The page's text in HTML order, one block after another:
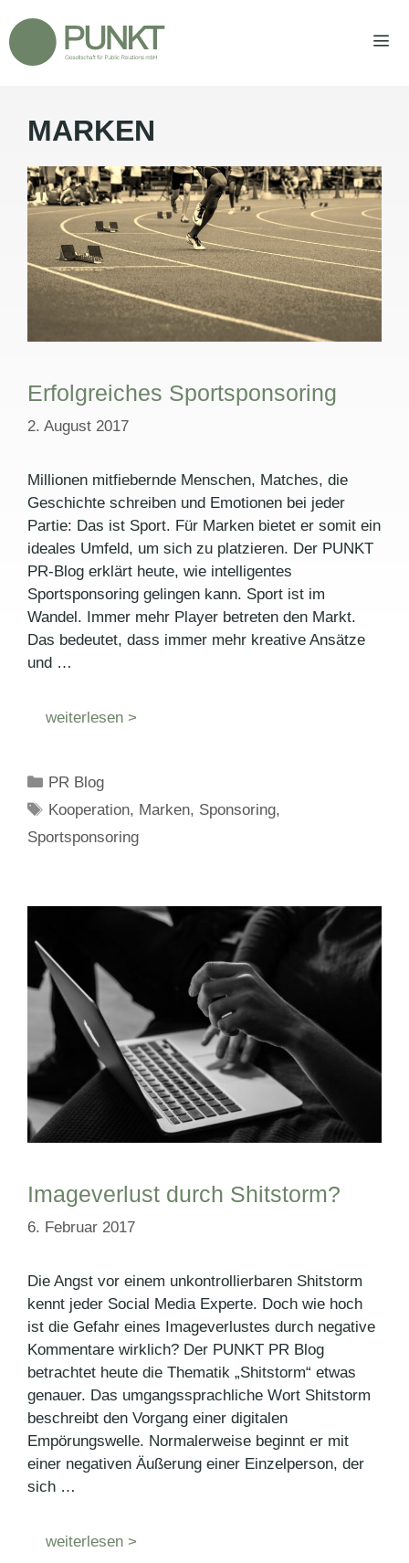
Inhalt
springen
MARKEN
Erfolgreiches Sportsponsoring
2. August 2017
Millionen mitfiebernde Menschen, Matches, die
Geschichte schreiben und Emotionen bei jeder
Partie: Das ist Sport. Für Marken bietet er somit ein
ideales Umfeld, um sich zu platzieren. Der PUNKT
PR-Blog erklärt heute, wie intelligentes
Sportsponsoring gelingen kann. Sport ist im
Wandel. Immer mehr Player betreten den Markt.
Das bedeutet, dass immer mehr kreative Ansätze
und …
weiterlesen >
Kategorien
PR Blog
Schlagwörter
Kooperation, Marken, Sponsoring,
Sportsponsoring
Imageverlust durch Shitstorm?
6. Februar 2017
Die Angst vor einem unkontrollierbaren Shitstorm
kennt jeder Social Media Experte. Doch wie hoch
ist die Gefahr eines Imageverlustes durch negative
Kommentare wirklich? Der PUNKT PR Blog
betrachtet heute die Thematik „Shitstorm“ etwas
genauer. Das umgangssprachliche Wort Shitstorm
beschreibt den Vorgang einer digitalen
Empörungswelle. Normalerweise beginnt er mit
einer negativen Äußerung einer Einzelperson, der
sich …
weiterlesen >